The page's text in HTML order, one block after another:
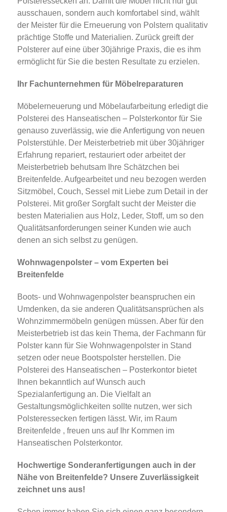
ausschauen, sondern auch komfortabel sind, wählt
der Meister für die Erneuerung von Polstern qualitativ
prächtige Stoffe und Materialien. Zurück greift der
Polsterer auf eine über 30jährige Praxis, die es ihm
ermöglicht für Sie die besten Resultate zu erzielen.
Ihr Fachunternehmen für Möbelreparaturen
Möbelerneuerung und Möbelaufarbeitung erledigt die
Polsterei des Hanseatischen – Polsterkontor für Sie
genauso zuverlässig, wie die Anfertigung von neuen
Polsterstühle. Der Meisterbetrieb mit über 30jähriger
Erfahrung repariert, restauriert oder arbeitet der
Meisterbetrieb behutsam Ihre Schätzchen bei
Breitenfelde. Aufgearbeitet und neu bezogen werden
Sitzmöbel, Couch, Sessel mit Liebe zum Detail in der
Polsterei. Mit großer Sorgfalt sucht der Meister die
besten Materialien aus Holz, Leder, Stoff, um so den
Qualitätsanforderungen seiner Kunden wie auch
denen an sich selbst zu genügen.
Wohnwagenpolster – vom Experten bei
Breitenfelde
Boots- und Wohnwagenpolster beanspruchen ein
Umdenken, da sie anderen Qualitätsansprüchen als
Wohnzimmermöbeln genügen müssen. Aber für den
Meisterbetrieb ist das kein Thema, der Fachmann für
Polster kann für Sie Wohnwagenpolster in Stand
setzen oder neue Bootspolster herstellen. Die
Polsterei des Hanseatischen – Posterkontor bietet
Ihnen bekanntlich auf Wunsch auch
Spezialanfertigung an. Die Vielfalt an
Gestaltungsmöglichkeiten sollte nutzen, wer sich
Polsteressecken fertigen lässt. Wir, im Raum
Breitenfelde , freuen uns auf Ihr Kommen im
Hanseatischen Polsterkontor.
Hochwertige Sonderanfertigungen auch in der
Nähe von Breitenfelde? Unsere Zuverlässigkeit
zeichnet uns aus!